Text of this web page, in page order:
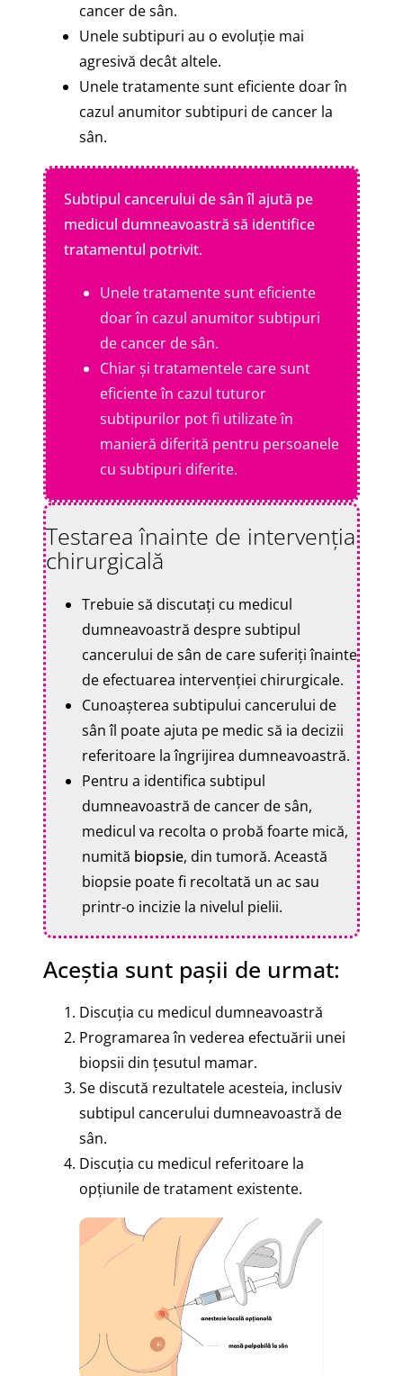
cancer de sân.
Unele subtipuri au o evoluție mai
agresivă decât altele.
Unele tratamente sunt eficiente doar în
cazul anumitor subtipuri de cancer la
sân.
Subtipul cancerului de sân îl ajută pe
medicul dumneavoastră să identifice
tratamentul potrivit.
Unele tratamente sunt eficiente
doar în cazul anumitor subtipuri
de cancer de sân.
Chiar și tratamentele care sunt
eficiente în cazul tuturor
subtipurilor pot fi utilizate în
manieră diferită pentru persoanele
cu subtipuri diferite.
Testarea înainte de intervenția
chirurgicală
Trebuie să discutați cu medicul
dumneavoastră despre subtipul
cancerului de sân de care suferiți înainte
de efectuarea intervenției chirurgicale.
Cunoașterea subtipului cancerului de
sân îl poate ajuta pe medic să ia decizii
referitoare la îngrijirea dumneavoastră.
Pentru a identifica subtipul
dumneavoastră de cancer de sân,
medicul va recolta o probă foarte mică,
numită biopsie, din tumoră. Această
biopsie poate fi recoltată un ac sau
printr-o incizie la nivelul pielii.
Aceștia sunt pașii de urmat:
Discuția cu medicul dumneavoastră
Programarea în vederea efectuării unei
biopsii din țesutul mamar.
Se discută rezultatele acesteia, inclusiv
subtipul cancerului dumneavoastră de
sân.
Discuția cu medicul referitoare la
opțiunile de tratament existente.